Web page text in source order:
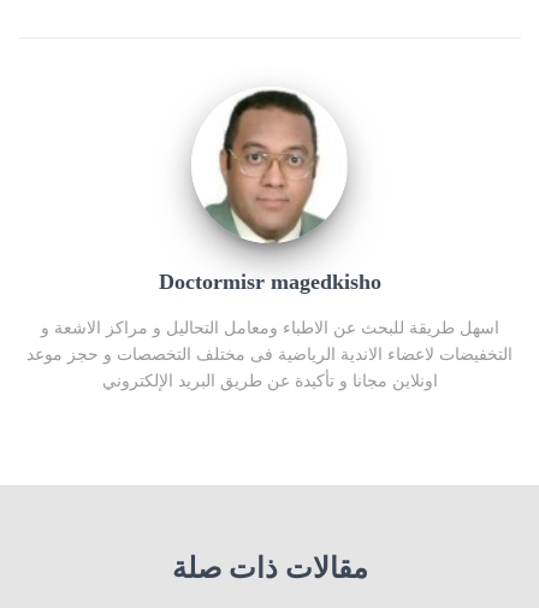
Doctormisr magedkisho
اسهل طريقة للبحث عن الاطباء ومعامل التحاليل و مراكز الاشعة و
التخفيضات لاعضاء الاندية الرياضية فى مختلف التخصصات و حجز موعد
اونلاين مجانا و تأكيدة عن طريق البريد الإلكتروني
مقالات ذات صلة